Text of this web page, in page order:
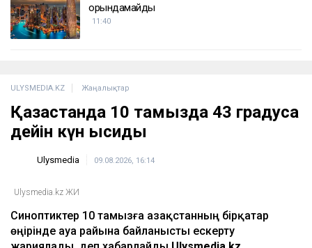
12:40
12:08
FlyArystan Дубайға рейстерді қыркүйекке дейін
ULYSMEDIA.KZ Жаңалықтар